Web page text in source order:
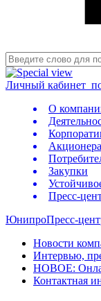
Личный кабинет
О
Закупки
Пресс-
ЮнипроПресс-
Новости
Интервью,
НОВОЕ:
Контактная